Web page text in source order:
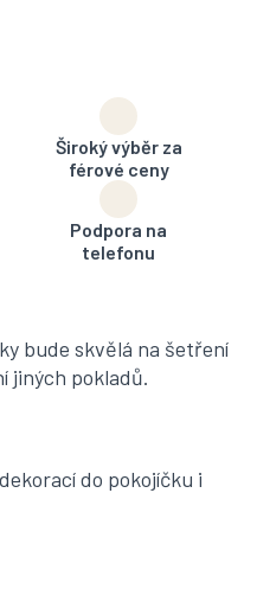
Široký výběr za
férové ceny
Podpora na
telefonu
bude skvělá na šetření
jiných pokladů.
do pokojíčku i